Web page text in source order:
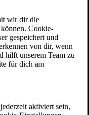
wir dir die
Cookie-
gespeichert und
von dir, wenn
hilft unserem Team zu
für dich am
aktiviert sein,